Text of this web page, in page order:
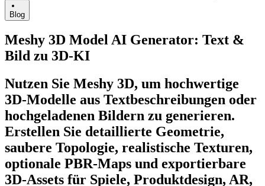
Blog
Meshy 3D Model AI Generator: Text &
Bild zu 3D-KI
Nutzen Sie Meshy 3D, um hochwertige
3D-Modelle aus Textbeschreibungen oder
hochgeladenen Bildern zu generieren.
Erstellen Sie detaillierte Geometrie,
saubere Topologie, realistische Texturen,
optionale PBR-Maps und exportierbare
3D-Assets für Spiele, Produktdesign, AR,